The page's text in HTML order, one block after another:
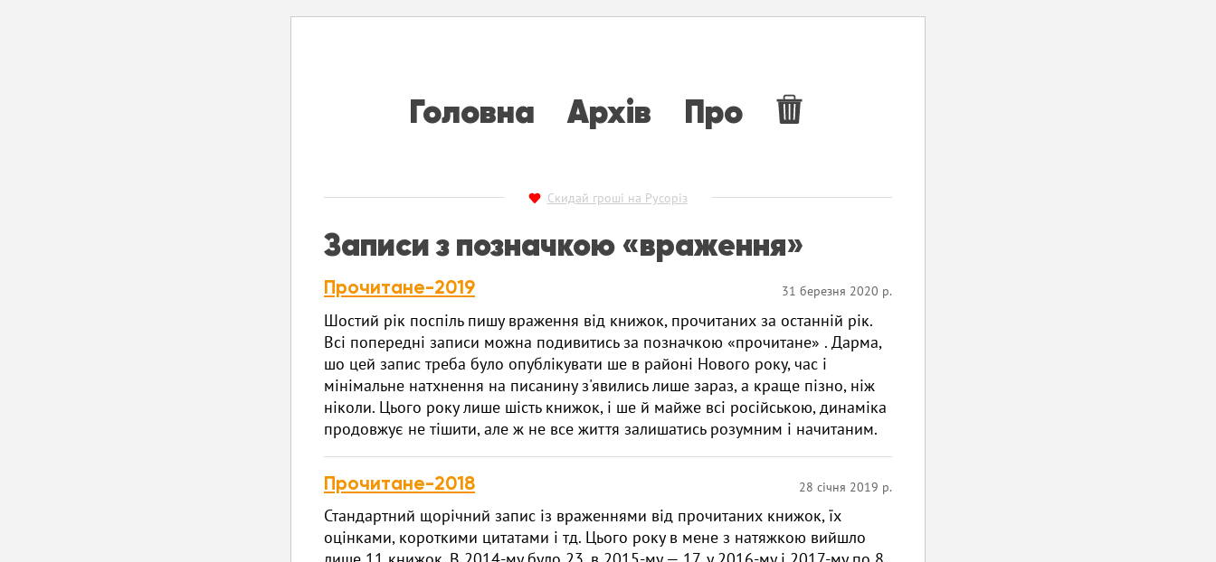
Головна Архів Про
Скидай гроші на Русоріз
Записи з позначкою «враження»
Прочитане-2019 31 березня 2020 р.
Шостий рік поспіль пишу враження від книжок, прочитаних за останній рік.
Всі попередні записи можна подивитись за позначкою «прочитане» . Дарма,
шо цей запис треба було опублікувати ше в районі Нового року, час і
мінімальне натхнення на писанину з'явились лише зараз, а краще пізно, ніж
ніколи. Цього року лише шість книжок, і ше й майже всі російською, динаміка
продовжує не тішити, але ж не все життя залишатись розумним і начитаним.
Прочитане-2018 28 січня 2019 р.
Стандартний щорічний запис із враженнями від прочитаних книжок, їх
оцінками, короткими цитатами і тд. Цього року в мене з натяжкою вийшло